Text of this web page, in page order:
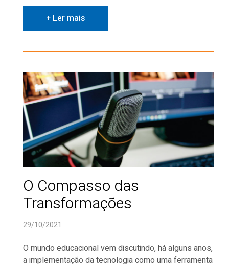
+ Ler mais
O Compasso das
Transformações
29/10/2021
O mundo educacional vem discutindo, há alguns anos,
a implementação da tecnologia como uma ferramenta